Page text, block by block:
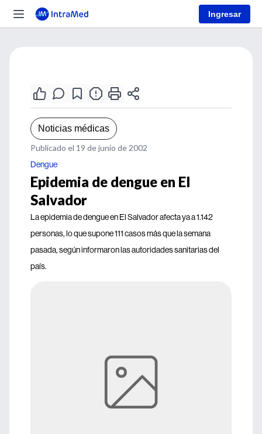
Ingresar
Noticias médicas
Publicado el 19 de junio de 2002
Dengue
Epidemia de dengue en El
Salvador
La epidemia de dengue en El Salvador afecta ya a 1.142
personas, lo que supone 111 casos más que la semana
pasada, según informaron las autoridades sanitarias del
país.